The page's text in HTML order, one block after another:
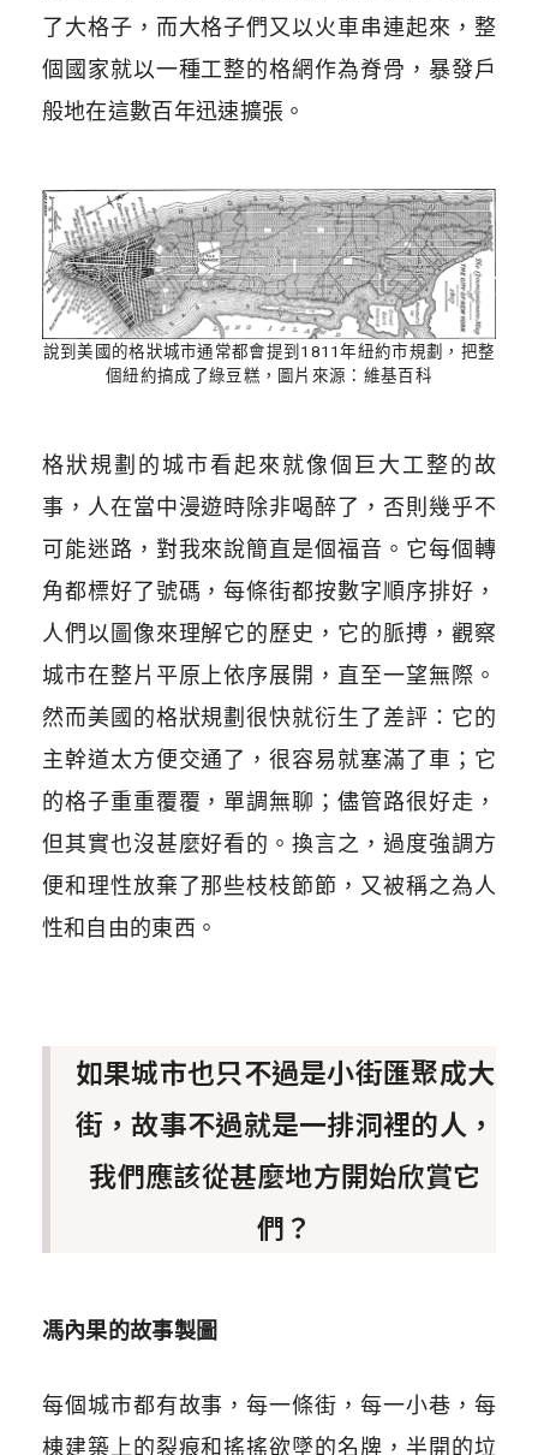
了大格子，而大格子們又以火車串連起來，整
個國家就以一種工整的格網作為脊骨，暴發戶
般地在這數百年迅速擴張。
說到美國的格狀城市通常都會提到1811年紐約市規劃，把整
個紐約搞成了綠豆糕，圖片來源：維基百科
格狀規劃的城市看起來就像個巨大工整的故
事，人在當中漫遊時除非喝醉了，否則幾乎不
可能迷路，對我來說簡直是個福音。它每個轉
角都標好了號碼，每條街都按數字順序排好，
人們以圖像來理解它的歷史，它的脈搏，觀察
城市在整片平原上依序展開，直至一望無際。
然而美國的格狀規劃很快就衍生了差評：它的
主幹道太方便交通了，很容易就塞滿了車；它
的格子重重覆覆，單調無聊；儘管路很好走，
但其實也沒甚麼好看的。換言之，過度強調方
便和理性放棄了那些枝枝節節，又被稱之為人
性和自由的東西。
如果城市也只不過是小街匯聚成大
街，故事不過就是一排洞裡的人，
我們應該從甚麼地方開始欣賞它
們？
馮內果的故事製圖
每個城市都有故事，每一條街，每一小巷，每
棟建築上的裂痕和搖搖欲墜的名牌，半開的垃